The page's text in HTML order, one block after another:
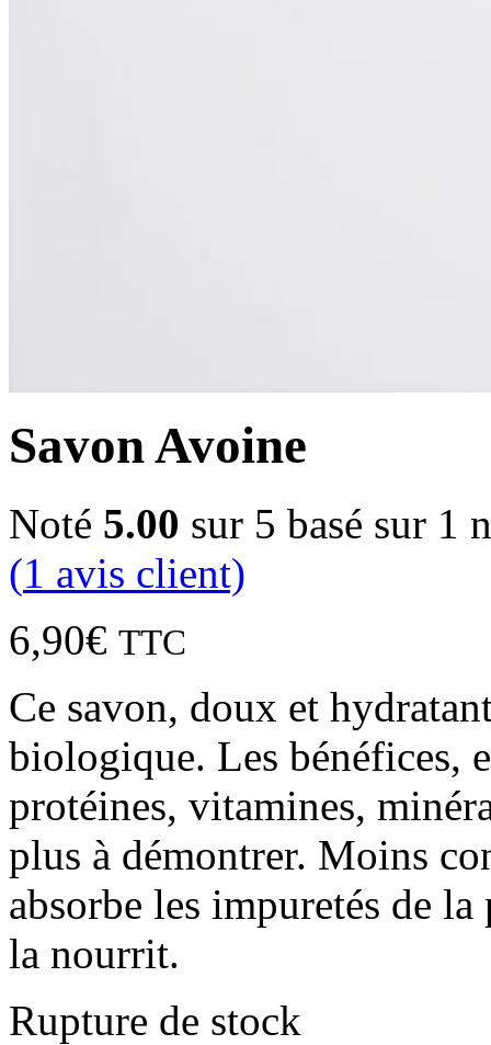
Savon Avoine
Noté 5.00 sur 5 basé sur 1
(1 avis client)
6,90€ TTC
Ce savon, doux et
biologique. Les bénéfices,
protéines, vitamines,
plus à démontrer. Moins
absorbe les impuretés de
la nourrit.
Rupture de stock